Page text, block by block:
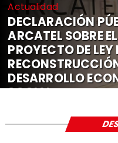
Actualidad
DECLARACIÓN
ARCATEL SOBRE
PROYECTO DE
DESARROLLO
SOCIAL